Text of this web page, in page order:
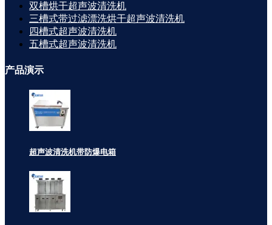
双槽烘干超声波清洗机
三槽式带过滤漂洗烘干超声波清洗机
四槽式超声波清洗机
五槽式超声波清洗机
产品演示
超声波清洗机带防爆电箱